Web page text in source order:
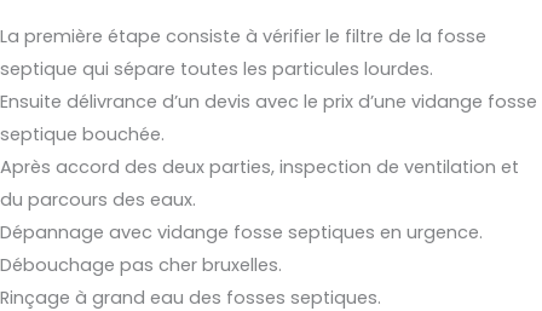
La première étape consiste à vérifier le filtre de la fosse
septique qui sépare toutes les particules lourdes.
Ensuite délivrance d’un devis avec le prix d’une vidange fosse
septique bouchée.
Après accord des deux parties, inspection de ventilation et
du parcours des eaux.
Dépannage avec vidange fosse septiques en urgence.
Débouchage pas cher bruxelles.
Rinçage à grand eau des fosses septiques.